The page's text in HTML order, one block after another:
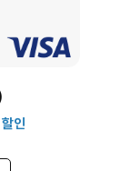
할인